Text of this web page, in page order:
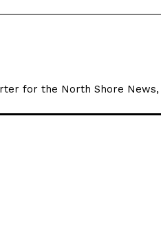
for the North Shore